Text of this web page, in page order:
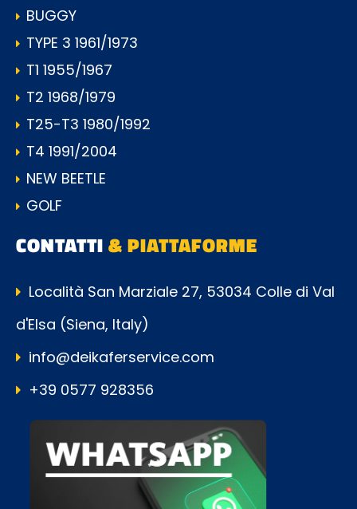
BUGGY
TYPE 3 1961/1973
T1 1955/1967
T2 1968/1979
T25-T3 1980/1992
T4 1991/2004
NEW BEETLE
GOLF
CONTATTI& PIATTAFORME
Località San Marziale 27, 53034 Colle di Val
d'Elsa (Siena, Italy)
info@deikaferservice.com
+39 0577 928356